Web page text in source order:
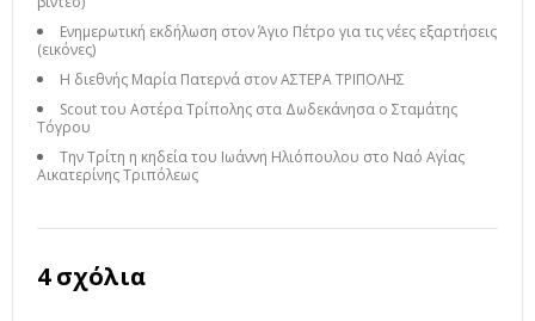
Ενημερωτική εκδήλωση στον Άγιο Πέτρο για τις νέες εξαρτήσεις
(εικόνες)
Η διεθνής Μαρία Πατερνά στον ΑΣΤΕΡΑ ΤΡΙΠΟΛΗΣ
Scout του Αστέρα Τρίπολης στα Δωδεκάνησα ο Σταμάτης
Τόγρου
Την Τρίτη η κηδεία του Ιωάννη Ηλιόπουλου στο Ναό Αγίας
Αικατερίνης Τριπόλεως
4 σχόλια